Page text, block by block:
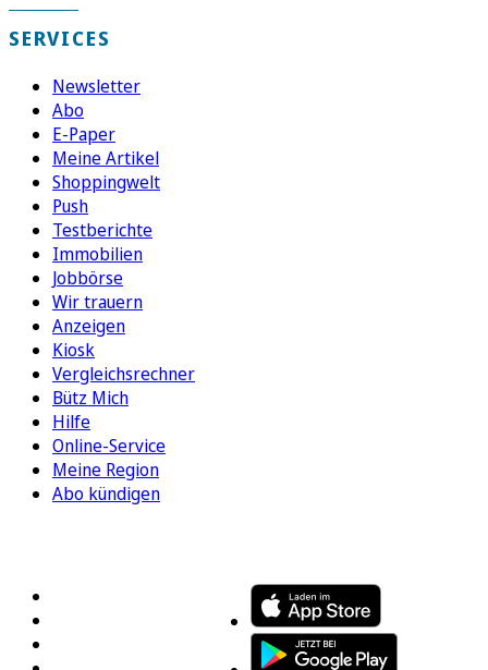
SERVICES
Newsletter
Abo
E-Paper
Meine Artikel
Shoppingwelt
Push
Testberichte
Immobilien
Jobbörse
Wir trauern
Anzeigen
Kiosk
Vergleichsrechner
Bütz Mich
Hilfe
Online-Service
Meine Region
Abo kündigen